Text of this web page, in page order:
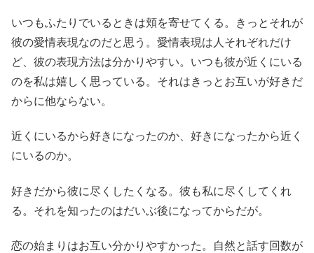
いつもふたりでいるときは頬を寄せてくる。きっとそれが
彼の愛情表現なのだと思う。愛情表現は人それぞれだけ
ど、彼の表現方法は分かりやすい。いつも彼が近くにいる
のを私は嬉しく思っている。それはきっとお互いが好きだ
からに他ならない。
近くにいるから好きになったのか、好きになったから近く
にいるのか。
好きだから彼に尽くしたくなる。彼も私に尽くしてくれ
る。それを知ったのはだいぶ後になってからだが。
恋の始まりはお互い分かりやすかった。自然と話す回数が